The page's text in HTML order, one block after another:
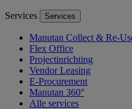
Services Services
Manutan Collect & Re-
Flex Office
Projectinrichting
Vendor Leasing
E-Procurement
Manutan 360°
Alle services